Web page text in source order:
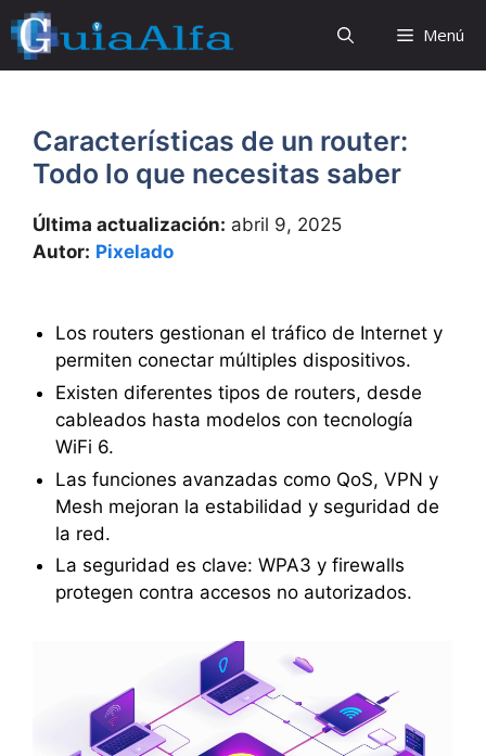
Saltar
al
contenido
Menú
Características de un router:
Todo lo que necesitas saber
Última actualización: abril 9, 2025
Autor: Pixelado
Los routers gestionan el tráfico de Internet y
permiten conectar múltiples dispositivos.
Existen diferentes tipos de routers, desde
cableados hasta modelos con tecnología
WiFi 6.
Las funciones avanzadas como QoS, VPN y
Mesh mejoran la estabilidad y seguridad de
la red.
La seguridad es clave: WPA3 y firewalls
protegen contra accesos no autorizados.